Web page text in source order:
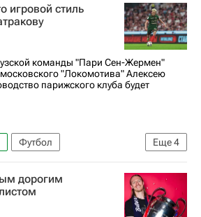
КХЛ 2025-2026
игровой стиль
команды "Пари Сен-Жермен"
московского "Локомотива" Алексею
парижского клуба будет
Еще4
Футбол
Алексей Батраков
дорогим